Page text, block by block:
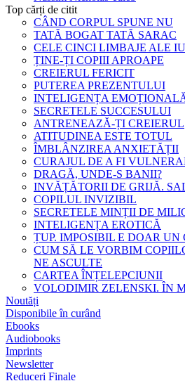
Top cărți de citit
CÂND CORPUL SPUNE NU
TATĂ BOGAT TATĂ SARAC
CELE CINCI LIMBAJE ALE
ȚINE-ȚI COPIII APROAPE
CREIERUL FERICIT
PUTEREA PREZENTULUI
INTELIGENȚA
SECRETELE SUCCESULUI
ANTRENEAZĂ-ȚI CREIERUL
ATITUDINEA ESTE TOTUL
ÎMBLÂNZIREA ANXIETĂȚII
CURAJUL DE A FI
DRAGĂ, UNDE-S BANII?
INVĂȚĂTORII DE GRIJĂ.
COPILUL INVIZIBIL
SECRETELE MINȚII DE
INTELIGENȚA EROTICĂ
ȚUP. IMPOSIBIL E DOAR
CUM SĂ LE VORBIM
NE ASCULTE
CARTEA ÎNȚELEPCIUNII
VOLODIMIR ZELENSKI. ÎN
Noutăți
Disponibile în curând
Ebooks
Audiobooks
Imprints
Newsletter
Reduceri Finale